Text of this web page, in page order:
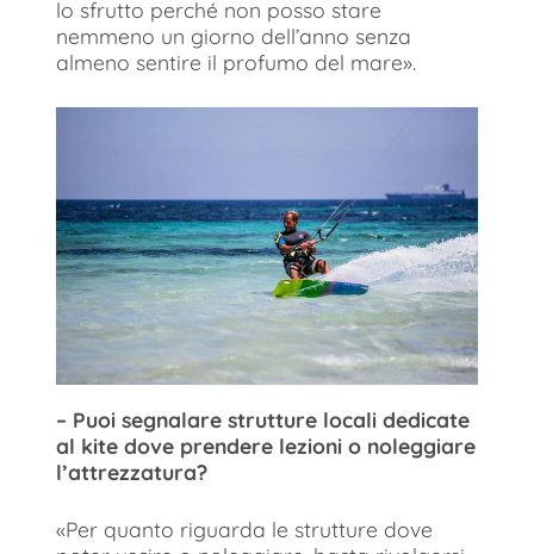
lo sfrutto perché non posso stare
nemmeno un giorno dell’anno senza
almeno sentire il profumo del mare».
– Puoi segnalare strutture locali dedicate
al kite dove prendere lezioni o noleggiare
l’attrezzatura?
«Per quanto riguarda le strutture dove